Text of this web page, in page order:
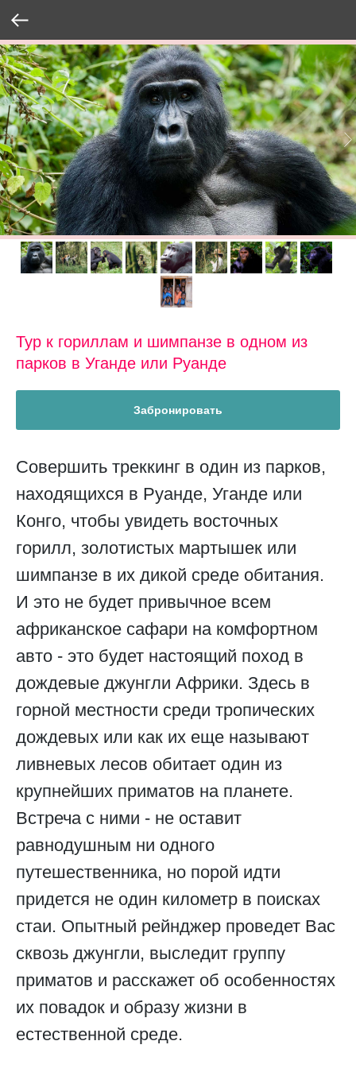
Тур к гориллам и шимпанзе в одном из
парков в Уганде или Руанде
Забронировать
Совершить треккинг в один из парков,
находящихся в Руанде, Уганде или
Конго, чтобы увидеть восточных
горилл, золотистых мартышек или
шимпанзе в их дикой среде обитания.
И это не будет привычное всем
африканское сафари на комфортном
авто - это будет настоящий поход в
дождевые джунгли Африки. Здесь в
горной местности среди тропических
дождевых или как их еще называют
ливневых лесов обитает один из
крупнейших приматов на планете.
Встреча с ними - не оставит
равнодушным ни одного
путешественника, но порой идти
придется не один километр в поисках
стаи. Опытный рейнджер проведет Вас
сквозь джунгли, выследит группу
приматов и расскажет об особенностях
их повадок и образу жизни в
естественной среде.